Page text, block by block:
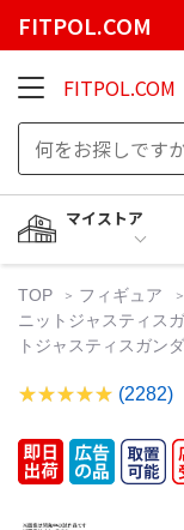
FITPOL.COM
FITPOL.COM
マイストア
TOP フィギュア
ニットジャスティス
トジャスティスガン
(2282)